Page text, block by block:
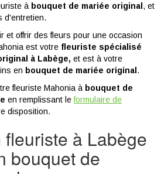
à bouquet de mariée original , et
d'entretien.
et offrir des fleurs pour une occasion
est votre fleuriste spécialisé
à Labège, et est à votre
en bouquet de mariée original .
fleuriste Mahonia à bouquet de
en remplissant leformulaire de
disposition.
à Labège
bouquet de